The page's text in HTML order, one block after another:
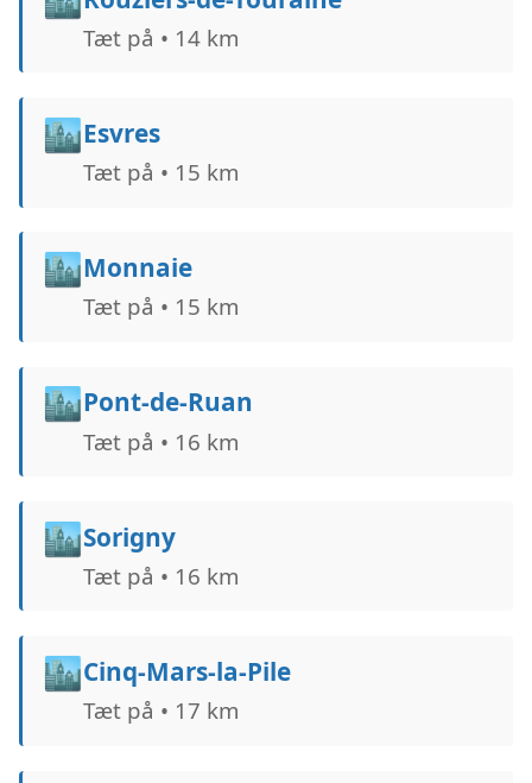
Tæt på • 14 km
🏙️Esvres
Tæt på • 15 km
🏙️Monnaie
Tæt på • 15 km
🏙️Pont-de-Ruan
Tæt på • 16 km
🏙️Sorigny
Tæt på • 16 km
🏙️Cinq-Mars-la-Pile
Tæt på • 17 km